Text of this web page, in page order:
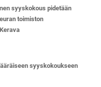
syyskokous pidetään
toimiston
syyskokoukseen